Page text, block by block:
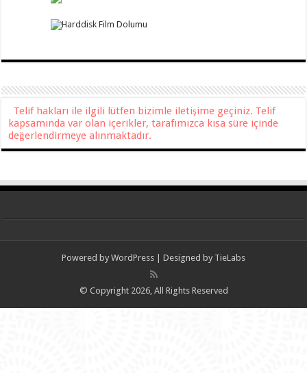
Telif hakları ile ilgili lütfen bizimle iletişime geçiniz. Telif
kapsamında var olan içerikler, tarafımızca kısa süre içinde
değerlendirmeye alınmaktadır.
Powered by WordPress | Designed by TieLabs
© Copyright 2026, All Rights Reserved